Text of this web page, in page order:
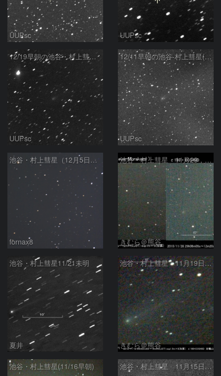
UUPsc UUPsc
12/19早朝の池谷・村上彗星(P/2010 V1)
UUPsc
12/11早朝の池谷-村上彗星(P/2010 V1)
UUPsc
池谷・村上彗星（12月5日未明）
fornax8
池谷・村上彗星 11月29，30日明け方
きむら＠熊谷
池谷・村上彗星11/21未明
夏井
池谷・村上彗星 11月19日未明
きむら＠熊谷
池谷・村上彗星(11/16早朝) 池谷・村上彗星 11月15日、16日明け方